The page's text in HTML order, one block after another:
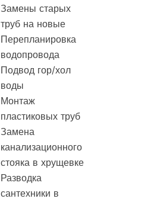
Замены старых
труб на новые
Перепланировка
водопровода
Подвод гор/хол
воды
Монтаж
пластиковых труб
Замена
канализационного
стояка в хрущевке
Разводка
сантехники в